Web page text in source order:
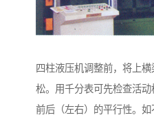
四柱液压机调整前，将上
松。用千分表可先检查活
前后（左右）的平行性。